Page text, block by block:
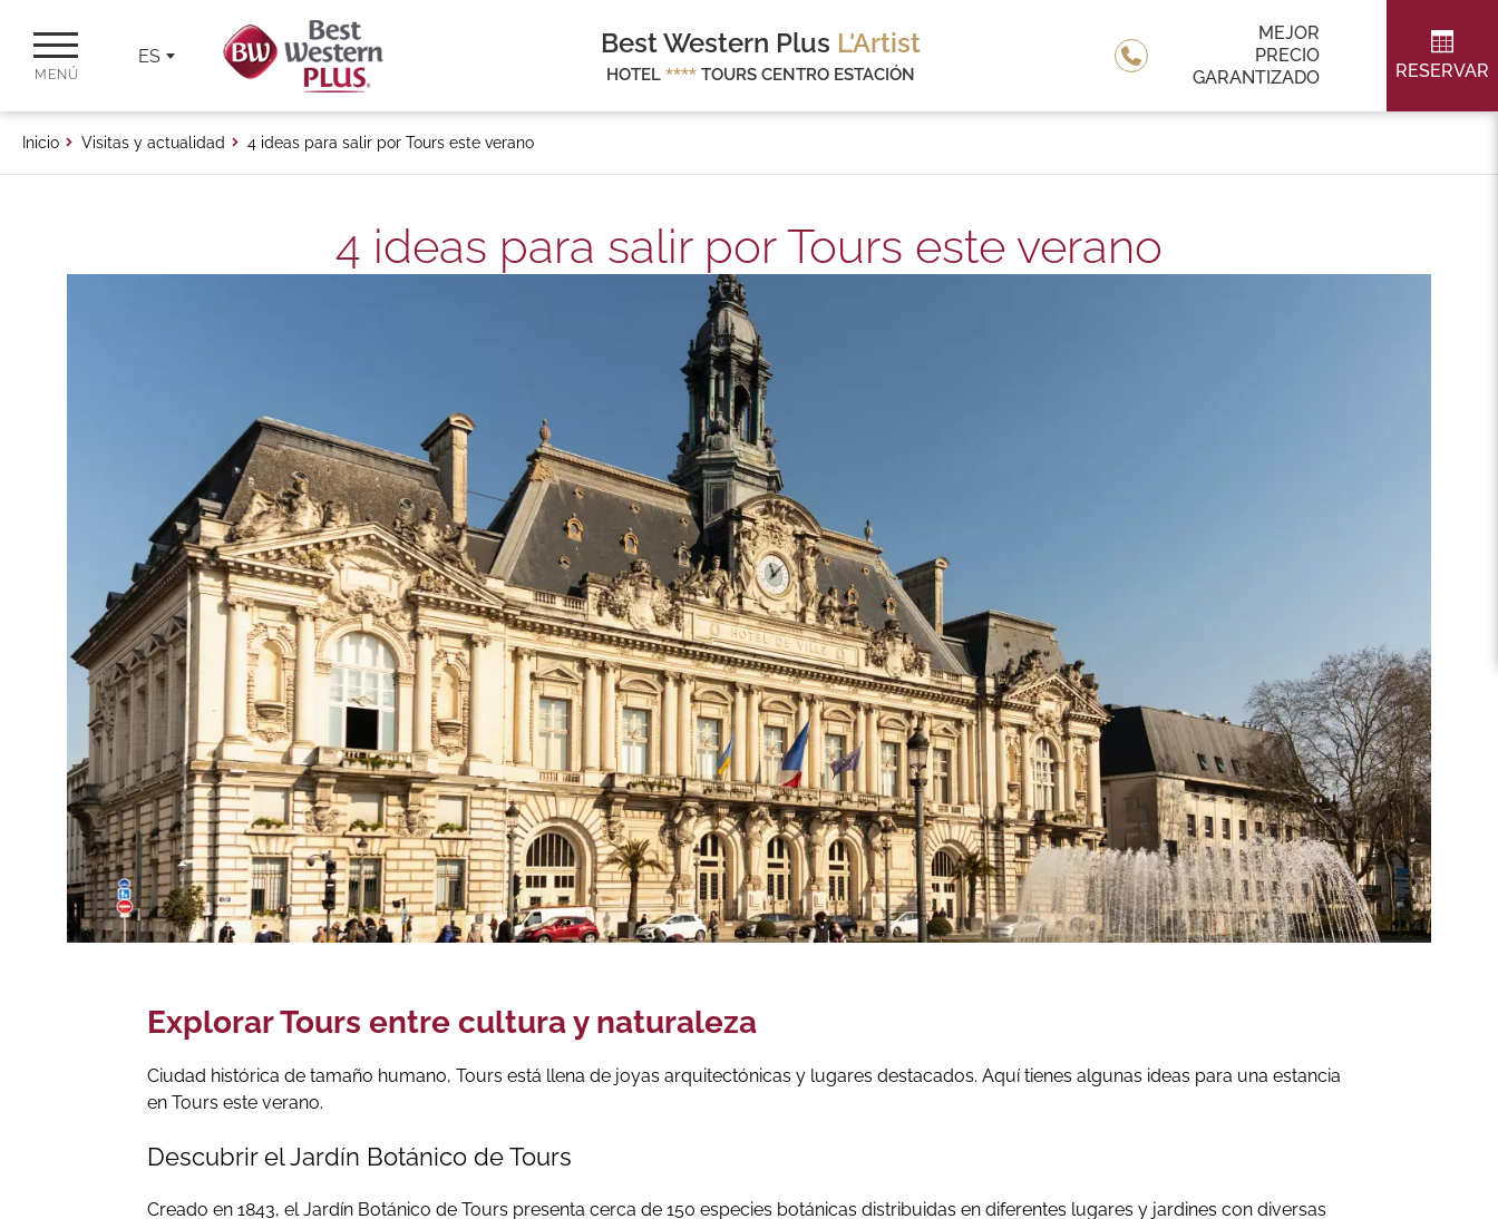
MENÚ
ES Best Western Plus L'Artist
HOTEL ****TOURS CENTRO ESTACIÓN
MEJOR
PRECIO
GARANTIZADO
RESERVAR
Inicio Visitas y actualidad 4 ideas para salir por Tours este verano
4 ideas para salir por Tours este verano
Explorar Tours entre cultura y naturaleza
Ciudad histórica de tamaño humano, Tours está llena de joyas arquitectónicas y lugares destacados. Aquí tienes algunas ideas para una estancia
en Tours este verano.
Descubrir el Jardín Botánico de Tours
Creado en 1843, el Jardín Botánico de Tours presenta cerca de 150 especies botánicas distribuidas en diferentes lugares y jardines con diversas